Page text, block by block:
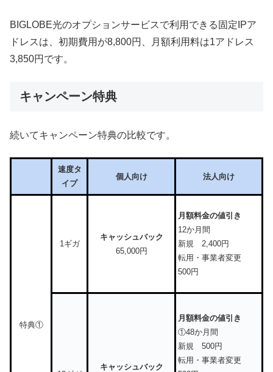
BIGLOBE光のオプションサービスで利用できる固定IPア
ドレスは、初期費用が8,800円、月額利用料は1アドレス
3,850円です。
キャンペーン特典
続いてキャンペーン特典の比較です。
速度タ
イプ
個人向け 法人向け
特典①
1ギガ
キャッシュバック
65,000円
月額料金の値引き
12か月間
新規 2,400円
転用・事業者変更
500円
キャッシュバック
月額料金の値引き
①48か月間
新規 500円
転用・事業者変更